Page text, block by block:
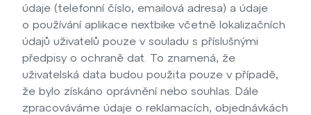
údaje (telefonní číslo, emailová adresa) a údaje
o používání aplikace nextbike včetně lokalizačních
údajů uživatelů pouze v souladu s příslušnými
předpisy o ochraně dat. To znamená, že
uživatelská data budou použita pouze v případě,
že bylo získáno oprávnění nebo souhlas. Dále
zpracováváme údaje o reklamacích, objednávkách